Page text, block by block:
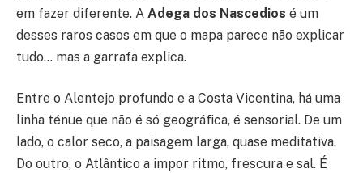
em fazer diferente. A Adega dos Nascedios é um
desses raros casos em que o mapa parece não explicar
tudo… mas a garrafa explica.
Entre o Alentejo profundo e a Costa Vicentina, há uma
linha ténue que não é só geográfica, é sensorial. De um
lado, o calor seco, a paisagem larga, quase meditativa.
Do outro, o Atlântico a impor ritmo, frescura e sal. É